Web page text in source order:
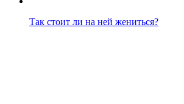
Так стоит ли на ней жениться?